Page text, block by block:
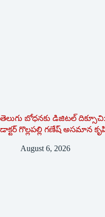
తెలుగు బోధనకు డిజిటల్
డాక్టర్ గొల్లపల్లి గణేష్ అసమాన
August 6, 2026